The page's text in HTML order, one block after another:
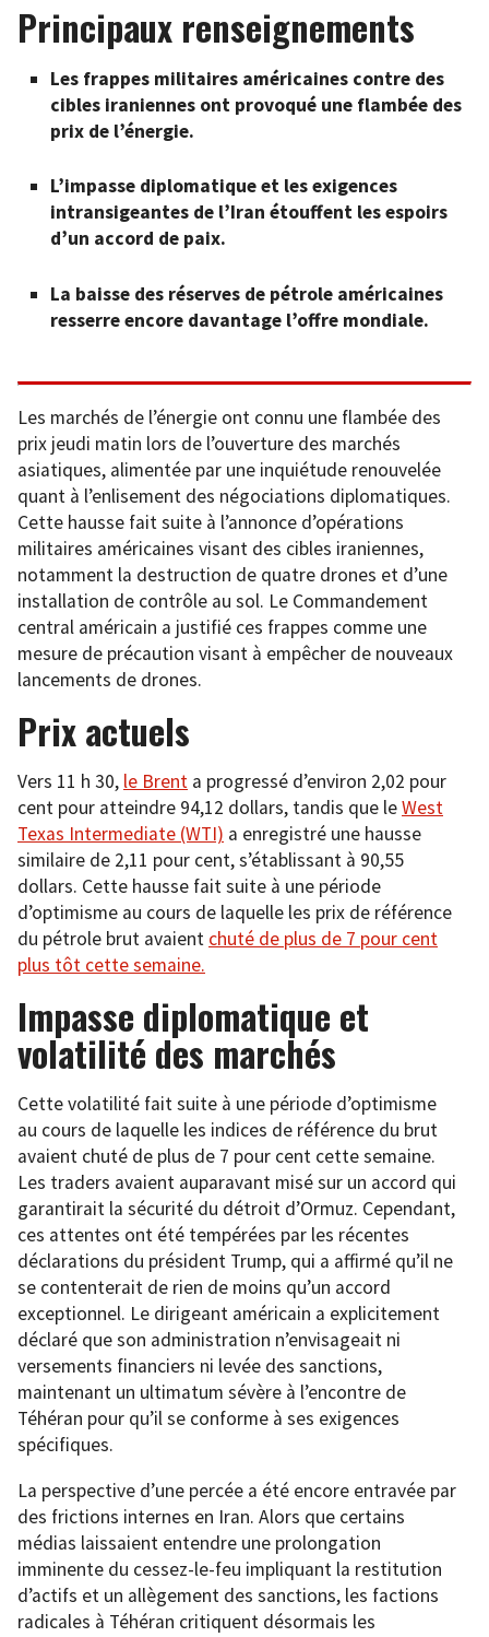
Principaux renseignements
Les frappes militaires américaines contre des
cibles iraniennes ont provoqué une flambée des
prix de l’énergie.
L’impasse diplomatique et les exigences
intransigeantes de l’Iran étouffent les espoirs
d’un accord de paix.
La baisse des réserves de pétrole américaines
resserre encore davantage l’offre mondiale.
Les marchés de l’énergie ont connu une flambée des
prix jeudi matin lors de l’ouverture des marchés
asiatiques, alimentée par une inquiétude renouvelée
quant à l’enlisement des négociations diplomatiques.
Cette hausse fait suite à l’annonce d’opérations
militaires américaines visant des cibles iraniennes,
notamment la destruction de quatre drones et d’une
installation de contrôle au sol. Le Commandement
central américain a justifié ces frappes comme une
mesure de précaution visant à empêcher de nouveaux
lancements de drones.
Prix actuels
Vers 11 h 30, le Brent a progressé d’environ 2,02 pour
cent pour atteindre 94,12 dollars, tandis que leWest
Texas Intermediate (WTI) a enregistré une hausse
similaire de 2,11 pour cent, s’établissant à 90,55
dollars. Cette hausse fait suite à une période
d’optimisme au cours de laquelle les prix de référence
du pétrole brut avaient chuté de plus de 7 pour cent
plus tôt cette semaine.
Impasse diplomatique et
volatilité des marchés
Cette volatilité fait suite à une période d’optimisme
au cours de laquelle les indices de référence du brut
avaient chuté de plus de 7 pour cent cette semaine.
Les traders avaient auparavant misé sur un accord qui
garantirait la sécurité du détroit d’Ormuz. Cependant,
ces attentes ont été tempérées par les récentes
déclarations du président Trump, qui a affirmé qu’il ne
se contenterait de rien de moins qu’un accord
exceptionnel. Le dirigeant américain a explicitement
déclaré que son administration n’envisageait ni
versements financiers ni levée des sanctions,
maintenant un ultimatum sévère à l’encontre de
Téhéran pour qu’il se conforme à ses exigences
spécifiques.
La perspective d’une percée a été encore entravée par
des frictions internes en Iran. Alors que certains
médias laissaient entendre une prolongation
imminente du cessez-le-feu impliquant la restitution
d’actifs et un allègement des sanctions, les factions
radicales à Téhéran critiquent désormais les